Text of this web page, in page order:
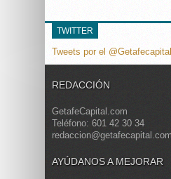
TWITTER
Tweets por el
REDACCIÓN
GetafeCapital.com
Teléfono: 601 42 30 34
redaccion@getafecapital.com
AYÚDANOS A MEJORAR